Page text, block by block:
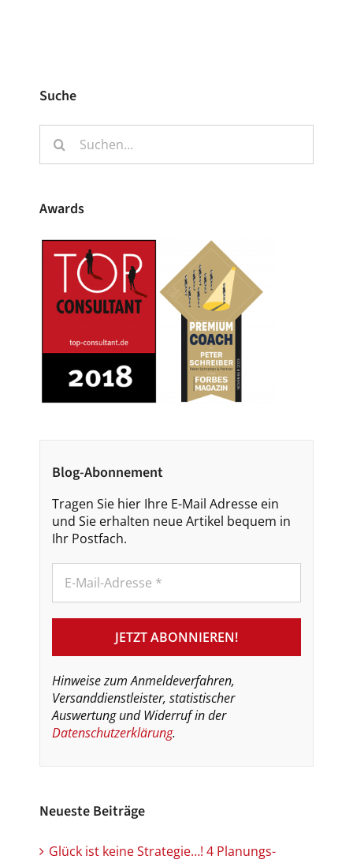
Suche
Suche
nach:
Awards
Blog-Abonnement
Tragen Sie hier Ihre E-Mail Adresse ein
und Sie erhalten neue Artikel bequem in
Ihr Postfach.
Hinweise zum Anmeldeverfahren,
Versanddienstleister, statistischer
Auswertung und Widerruf in der
Datenschutzerklärung.
Neueste Beiträge
Glück ist keine Strategie…! 4 Planungs-